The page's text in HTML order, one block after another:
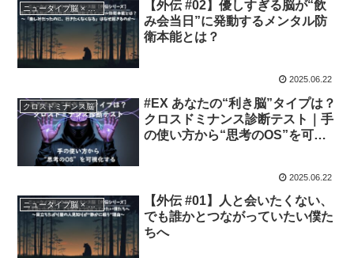
ニュータイプ脳 × クロスドミナンス 外伝
【外伝 #02】優しすぎる脳が“飲
み会当日”に発動するメンタル防
衛本能とは？
2025.06.22
クロスドミナンス脳
#EX あなたの“利き脳”タイプは？
クロスドミナンス診断テスト｜手
の使い方から“思考のOS”を可視
2025.06.22
ニュータイプ脳 × クロスドミナンス 外伝
【外伝 #01】人と会いたくない、
でも誰かとつながっていたい僕た
ちへ